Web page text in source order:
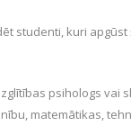
studenti, kuri
psihologs vai
matemātikas,